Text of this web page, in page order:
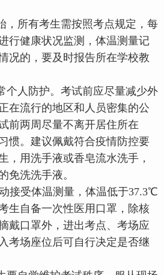
所有考生需按照考点规定，每
行健康状况监测，体温测量记
况的，要及时报告所在学校教
人防护。考试前应尽量减少外
在流行的地区和人员密集的公
前两周尽量不离开居住所在
惯。建议佩戴符合疫情防控要
，用洗手液或香皂流水洗手，
的免洗洗手液。
受体温测量，体温低于37.3℃
生自备一次性医用口罩，除核
戴口罩外，进出考点、考场应
考场座位后可自行决定是否继